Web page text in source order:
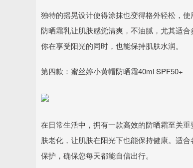
独特的摇晃设计使得涂抹也变得格外轻松，
防晒霜乳让肌肤感觉清爽，不油腻，尤其适
你在享受阳光的同时，也能保持肌肤水润。
第四款：蜜丝婷小黄帽防晒霜40ml SPF50+
在日常生活中，拥有一款高效的防晒霜至关
肤老化，让肌肤在阳光下也能保持健康。适
保护，确保您每天都能自信出行。